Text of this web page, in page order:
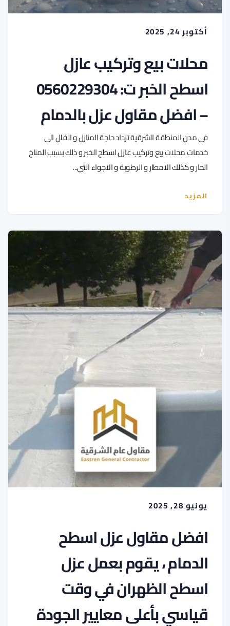
أكتوبر 24, 2025
محلات بيع وتركيب عازل
اسطح الخبر ت: 0560229304
– افضل مقاول عزل بالدمام
في مدن المنطقة الشرقية تزداد حاجة المنازل و الفلل الى
خدمات محلات بيع وتركيب عازل اسطح الخبر و ذلك بسبب المناخ
الحار و كذلك الامطار و الرطوبة و الاجواء التي...
المزيد
يونيو 28, 2025
افضل مقاول عزل اسطح
الدمام ، يقوم بعمل عزل
اسطح الظهران في وقت
قياسي بأعلى معايير الجودة